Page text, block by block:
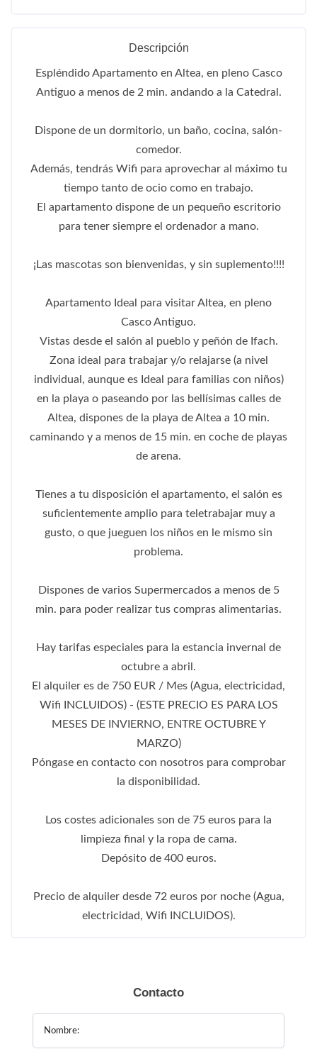
Descripción
Espléndido Apartamento en Altea, en pleno Casco
Antiguo a menos de 2 min. andando a la Catedral.
Dispone de un dormitorio, un baño, cocina, salón-
comedor.
Además, tendrás Wifi para aprovechar al máximo tu
tiempo tanto de ocio como en trabajo.
El apartamento dispone de un pequeño escritorio
para tener siempre el ordenador a mano.
¡Las mascotas son bienvenidas, y sin suplemento!!!!
Apartamento Ideal para visitar Altea, en pleno
Casco Antiguo.
Vistas desde el salón al pueblo y peñón de Ifach.
Zona ideal para trabajar y/o relajarse (a nivel
individual, aunque es Ideal para familias con niños)
en la playa o paseando por las bellísimas calles de
Altea, dispones de la playa de Altea a 10 min.
caminando y a menos de 15 min. en coche de playas
de arena.
Tienes a tu disposición el apartamento, el salón es
suficientemente amplio para teletrabajar muy a
gusto, o que jueguen los niños en le mismo sin
problema.
Dispones de varios Supermercados a menos de 5
min. para poder realizar tus compras alimentarias.
Hay tarifas especiales para la estancia invernal de
octubre a abril.
El alquiler es de 750 EUR / Mes (Agua, electricidad,
Wifi INCLUIDOS) - (ESTE PRECIO ES PARA LOS
MESES DE INVIERNO, ENTRE OCTUBRE Y
MARZO)
Póngase en contacto con nosotros para comprobar
la disponibilidad.
Los costes adicionales son de 75 euros para la
limpieza final y la ropa de cama.
Depósito de 400 euros.
Precio de alquiler desde 72 euros por noche (Agua,
electricidad, Wifi INCLUIDOS).
Contacto
Nombre: